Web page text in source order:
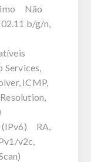
Não
b/g/n,
ICMP,
(IPv6) RA,
v2c,